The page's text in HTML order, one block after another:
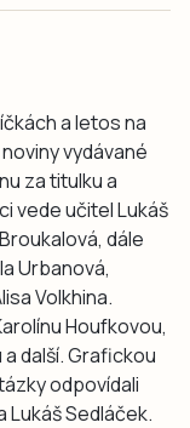
a letos na
vydávané
za titulku a
vede učitel Lukáš
dále
Urbanová,
Volkhina.
Houfkovou,
další. Grafickou
odpovídali
Lukáš Sedláček.